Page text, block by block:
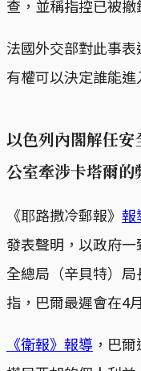
查，並稱指控已被撤
法國外交部對此事
有權可以決定誰能進
以色列內閣解任
公室牽涉卡塔爾的
《耶路撒冷郵報》 報
發表聲明，以政府
全總局（辛貝特）
指，巴爾最遲會在4
《衛報》報導 ，巴